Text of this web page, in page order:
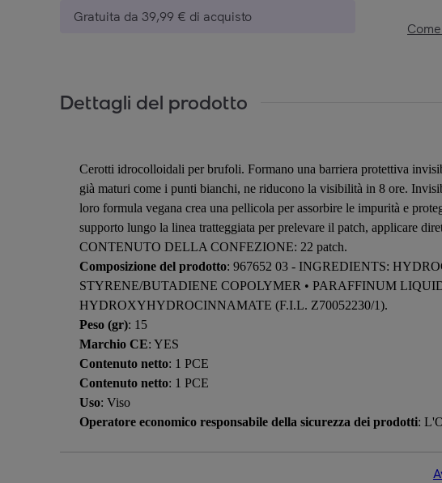
Gratuita da 39,99 € di acquisto
Dettagli del prodotto
Cerotti idrocolloidali per brufoli. Formano una barriera protettiva
già maturi come i punti bianchi, ne riducono la visibilità in 8 ore.
loro formula vegana crea una pellicola per assorbire le impurità e
supporto lungo la linea tratteggiata per prelevare il patch, applicare
CONTENUTO DELLA CONFEZIONE: 22 patch.
Composizione del prodotto: 967652 03 - INGREDIENTS:
STYRENE/BUTADIENE COPOLYMER • PARAFFINUM
HYDROXYHYDROCINNAMATE (F.I.L. Z70052230/1).
Peso (gr): 15
Marchio CE: YES
Contenuto netto: 1 PCE
Contenuto netto: 1 PCE
Uso: Viso
Operatore economico responsabile della sicurezza dei prodotti: